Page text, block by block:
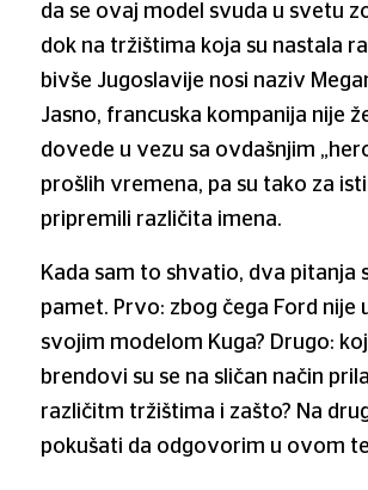
da se ovaj model svuda u svetu
dok na tržištima koja su nastala
bivše Jugoslavije nosi naziv
Jasno, francuska kompanija nije
dovede u vezu sa ovdašnjim
prošlih vremena, pa su tako za
pripremili različita imena.
Kada sam to shvatio, dva pitanja
pamet. Prvo: zbog čega Ford nije
svojim modelom Kuga? Drugo:
brendovi su se na sličan način
različitm tržištima i zašto? Na
pokušati da odgovorim u ovom